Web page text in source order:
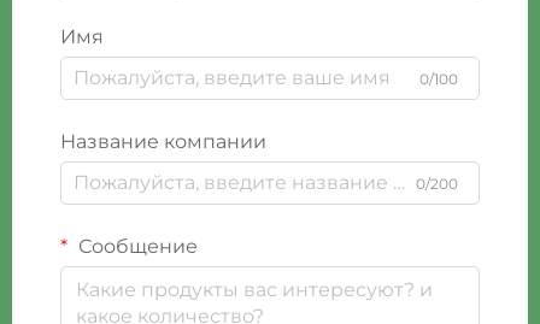
Имя
0/100
Название компании
0/200
Сообщение